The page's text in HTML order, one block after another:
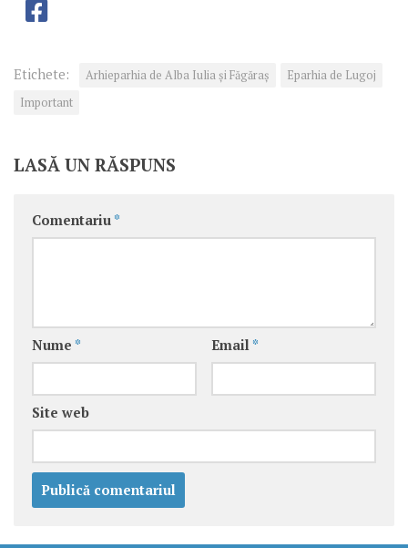
Etichete: Arhieparhia de Alba Iulia și Făgăraș
Eparhia de Lugoj
Important
LASĂ UN RĂSPUNS
Comentariu *
Nume * Email *
Site web